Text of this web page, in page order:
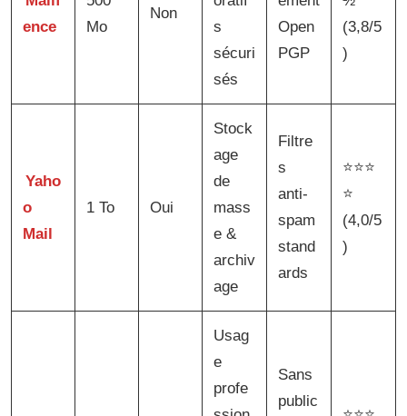
ence
Mo
Non
s
sécuri
sés
Open
PGP
(3,8/5
)
Yaho
o
Mail
1 To Oui
Stock
age
de
mass
e &
archiv
age
Filtre
s
anti-
spam
stand
ards
⭐⭐⭐
⭐
(4,0/5
)
Usag
e
profe
Sans
public